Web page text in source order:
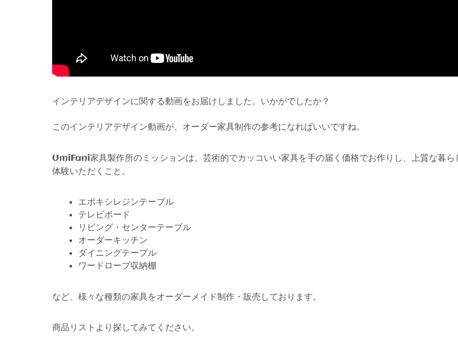
インテリアデザインに関する動画をお届けしました。いかがでしたか？
このインテリアデザイン動画が、オーダー家具制作の参考になればいいですね。
UmiFani家具製作所のミッションは、芸術的でカッコいい家具を手の届く価格でお作りし、上質な暮ら
体験いただくこと。
エポキシレジンテーブル
テレビボード
リビング・センターテーブル
オーダーキッチン
ダイニングテーブル
ワードローブ収納棚
など、様々な種類の家具をオーダーメイド制作・販売しております。
商品リストより探してみてください。